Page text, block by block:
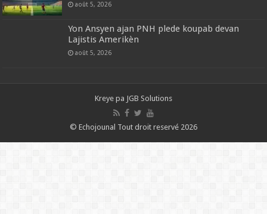
août 5, 2026
Yon Ansyen ajan PNH plede koupab devan
Lajistis Amerikèn
août 5, 2026
Kreye pa JGB Solutions
© Echojounal Tout droit reservé 2026